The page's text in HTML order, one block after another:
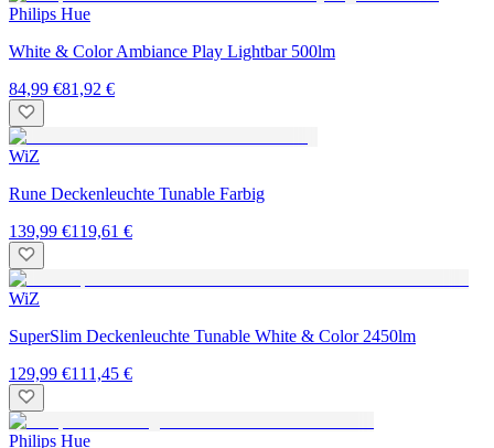
Philips Hue
White & Color Ambiance Play Lightbar 500lm
84,99 €81,92 €
WiZ
Rune Deckenleuchte Tunable Farbig
139,99 €119,61 €
WiZ
SuperSlim Deckenleuchte Tunable White & Color 2450lm
129,99 €111,45 €
Philips Hue